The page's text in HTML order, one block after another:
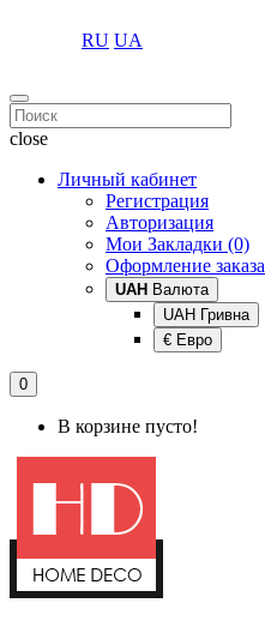
RU UA
close
Личный кабинет
Регистрация
Авторизация
Мои Закладки (0)
Оформление заказа
UAH Валюта
UAH Гривна
€ Евро
0
В корзине пусто!